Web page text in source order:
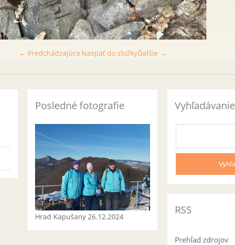
← Predchádzajúce Ďalšie →
Naspäť do zložky
Posledné fotografie
Hrad Kapušany 26.12.2024
Vyhľadávanie
RSS
Prehľad zdrojov